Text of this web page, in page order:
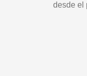
desde el